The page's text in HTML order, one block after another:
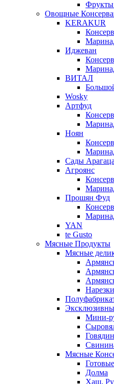
Фрукты
Овощные
KERAKUR
Иджеван
ВИТАЛ
Wosky
Артфуд
Ноян
Сады Арагаца
Агроянс
Прошян Фуд
YAN
te Gusto
Мясные Продукты
Мясные
Нарезки
Мини-
Мясные
Долма
Хаш.